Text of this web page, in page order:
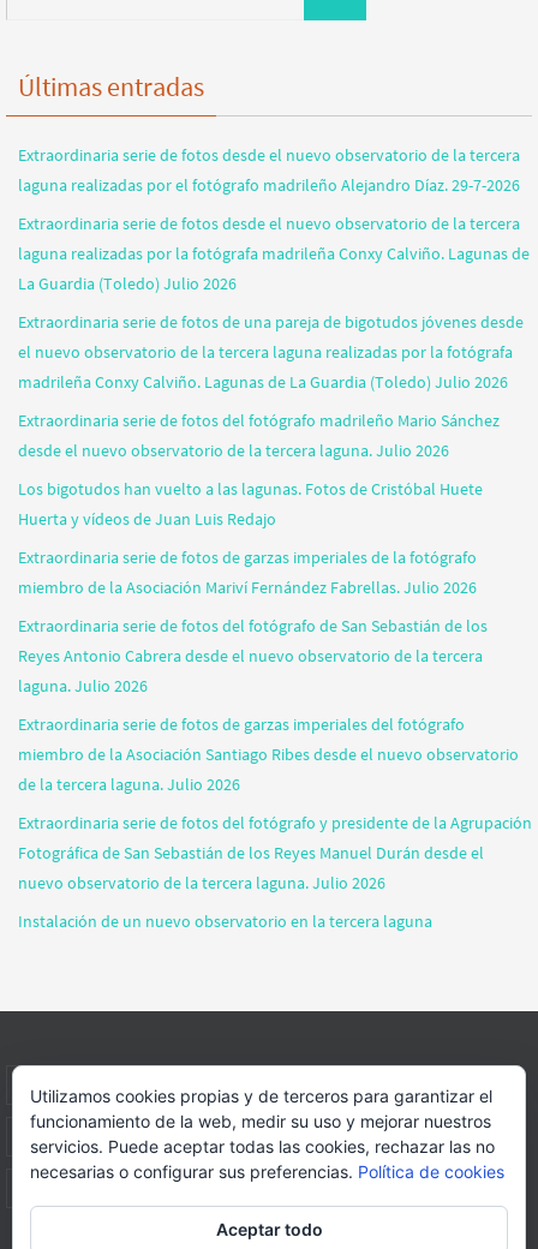
Últimas entradas
Extraordinaria serie de fotos desde el nuevo observatorio de la tercera
laguna realizadas por el fotógrafo madrileño Alejandro Díaz. 29-7-2026
Extraordinaria serie de fotos desde el nuevo observatorio de la tercera
laguna realizadas por la fotógrafa madrileña Conxy Calviño. Lagunas de
La Guardia (Toledo) Julio 2026
Extraordinaria serie de fotos de una pareja de bigotudos jóvenes desde
el nuevo observatorio de la tercera laguna realizadas por la fotógrafa
madrileña Conxy Calviño. Lagunas de La Guardia (Toledo) Julio 2026
Extraordinaria serie de fotos del fotógrafo madrileño Mario Sánchez
desde el nuevo observatorio de la tercera laguna. Julio 2026
Los bigotudos han vuelto a las lagunas. Fotos de Cristóbal Huete
Huerta y vídeos de Juan Luis Redajo
Extraordinaria serie de fotos de garzas imperiales de la fotógrafo
miembro de la Asociación Mariví Fernández Fabrellas. Julio 2026
Extraordinaria serie de fotos del fotógrafo de San Sebastián de los
Reyes Antonio Cabrera desde el nuevo observatorio de la tercera
laguna. Julio 2026
Extraordinaria serie de fotos de garzas imperiales del fotógrafo
miembro de la Asociación Santiago Ribes desde el nuevo observatorio
de la tercera laguna. Julio 2026
Extraordinaria serie de fotos del fotógrafo y presidente de la Agrupación
Fotográfica de San Sebastián de los Reyes Manuel Durán desde el
nuevo observatorio de la tercera laguna. Julio 2026
Instalación de un nuevo observatorio en la tercera laguna
VIDEOS PATROCINADORES DONACIONES
Utilizamos cookies propias y de terceros para garantizar el
funcionamiento de la web, medir su uso y mejorar nuestros
servicios. Puede aceptar todas las cookies, rechazar las no
necesarias o configurar sus preferencias. Política de cookies
Aceptar todo